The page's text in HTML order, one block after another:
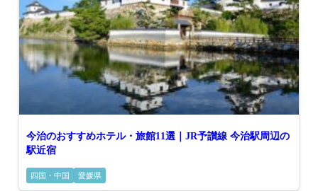
今治のおすすめホテル・旅館11選｜JR予讃線 今治駅周辺の
駅近宿
四国・中国 愛媛県